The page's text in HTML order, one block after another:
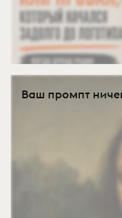
Ваш промпт